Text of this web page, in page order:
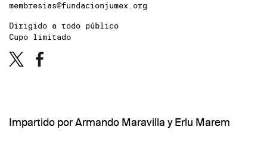
membresias@fundacionjumex.org
Dirigido a todo público
Cupo limitado
Impartido por Armando Maravilla y Erlu Marem